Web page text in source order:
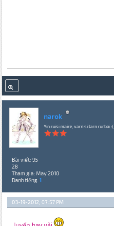
narok
Yin ruisi maire, varn si larn rurbai :(
Bài viết: 95
28
Tham gia: May 2010
Danh tiếng: 1
03-19-2012, 07:57 PM